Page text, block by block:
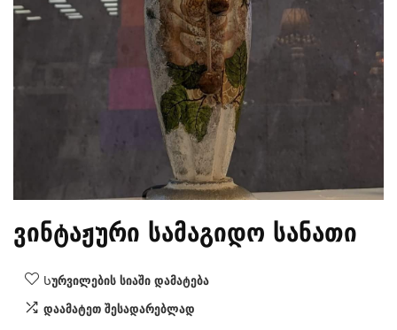
ვინტაჟური სამაგიდო სანათი
Სურვილების სიაში დამატება
დაამატეთ შესადარებლად